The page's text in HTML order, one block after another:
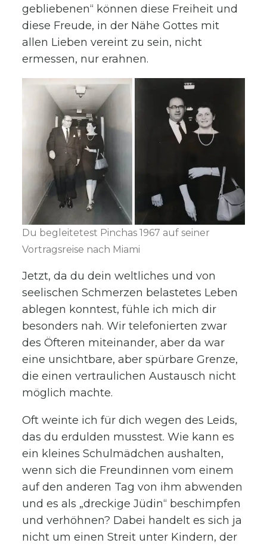
gebliebenen“ können diese Freiheit und
diese Freude, in der Nähe Gottes mit
allen Lieben vereint zu sein, nicht
ermessen, nur erahnen.
Du begleitetest Pinchas 1967 auf seiner
Vortragsreise nach Miami
Jetzt, da du dein weltliches und von
seelischen Schmerzen belastetes Leben
ablegen konntest, fühle ich mich dir
besonders nah. Wir telefonierten zwar
des Öfteren miteinander, aber da war
eine unsichtbare, aber spürbare Grenze,
die einen vertraulichen Austausch nicht
möglich machte.
Oft weinte ich für dich wegen des Leids,
das du erdulden musstest. Wie kann es
ein kleines Schulmädchen aushalten,
wenn sich die Freundinnen vom einem
auf den anderen Tag von ihm abwenden
und es als „dreckige Jüdin“ beschimpfen
und verhöhnen? Dabei handelt es sich ja
nicht um einen Streit unter Kindern, der